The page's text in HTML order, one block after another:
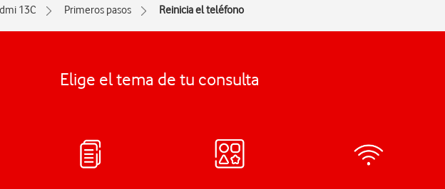
13C Primeros pasos Reinicia el teléfono
Elige el tema de tu consulta